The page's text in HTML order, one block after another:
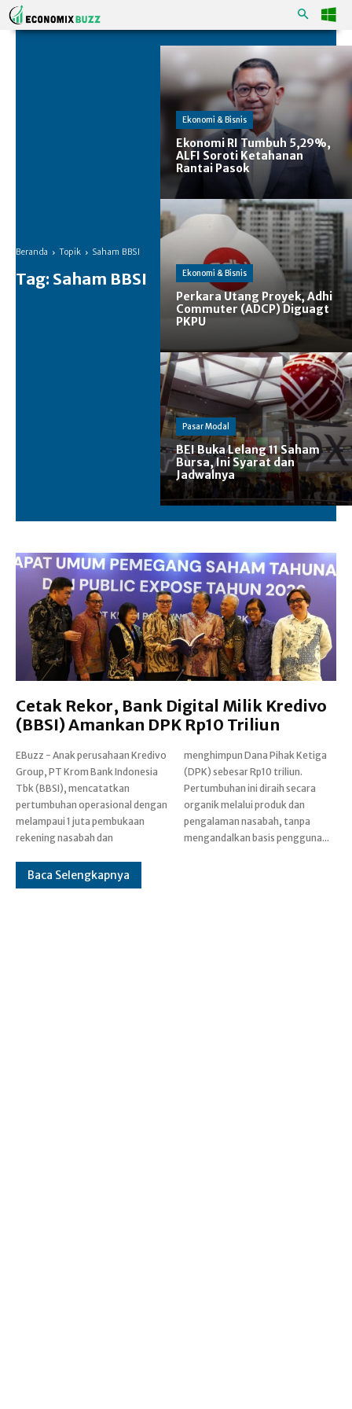
Beranda Topik Saham BBSI
Tag: Saham BBSI
Ekonomi & Bisnis
Ekonomi RI Tumbuh 5,29%,
ALFI Soroti Ketahanan
Rantai Pasok
Ekonomi & Bisnis
Perkara Utang Proyek, Adhi
Commuter (ADCP) Diguagt
PKPU
Pasar Modal
BEI Buka Lelang 11 Saham
Bursa, Ini Syarat dan
Jadwalnya
Cetak Rekor, Bank Digital Milik Kredivo
(BBSI) Amankan DPK Rp10 Triliun
EBuzz - Anak perusahaan Kredivo
Group, PT Krom Bank Indonesia
Tbk (BBSI), mencatatkan
pertumbuhan operasional dengan
melampaui 1 juta pembukaan
rekening nasabah dan
menghimpun Dana Pihak Ketiga
(DPK) sebesar Rp10 triliun.
Pertumbuhan ini diraih secara
organik melalui produk dan
pengalaman nasabah, tanpa
mengandalkan basis pengguna...
Baca Selengkapnya